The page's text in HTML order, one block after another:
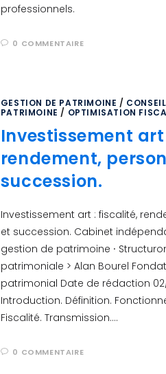
professionnels.
0 COMMENTAIRE
GESTION DE PATRIMOINE /
PATRIMOINE / OPTIMISATION
Investissement
rendement,
succession.
Investissement art : fiscalité,
et succession. Cabinet
gestion de patrimoine ⸱
patrimoniale > Alan Bourel
patrimonial Date de rédaction
Introduction. Définition.
Fiscalité. Transmission.…
0 COMMENTAIRE